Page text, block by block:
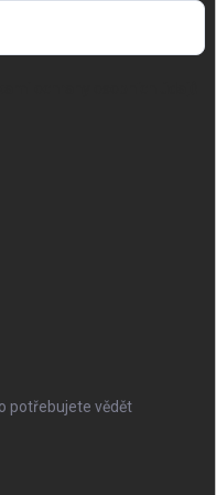
potřebujete vědět